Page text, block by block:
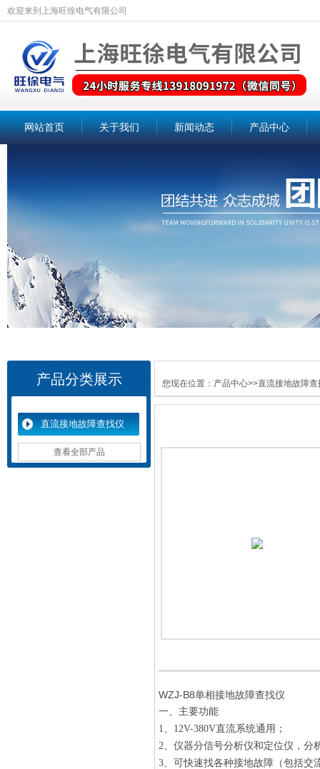
欢迎来到上海旺徐电气有限公司
网站首页 关于我们 新闻动态 产品中心
产品分类展示
直流接地故障查找仪
查看全部产品
您现在位置： 产品中心>>直流接地故障查
WZJ-B8单相接地故障查找仪
一、主要功能
1、12V-380V直流系统通用；
2、仪器分信号分析仪和定位仪，分
3、可快速找各种接地故障（包括交